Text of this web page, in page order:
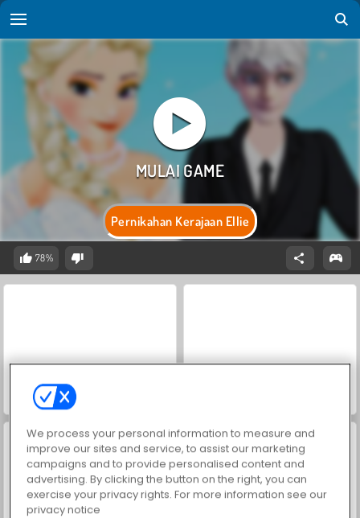
Pernikahan Kerajaan Ellie
78%
ASMR Makeover & Makeup Studio
We process your personal information to measure and
improve our sites and service, to assist our marketing
campaigns and to provide personalised content and
advertising. By clicking the button on the right, you can
exercise your privacy rights. For more information see our
privacy notice